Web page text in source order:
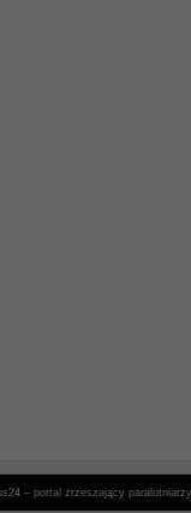
– portal zrzeszający